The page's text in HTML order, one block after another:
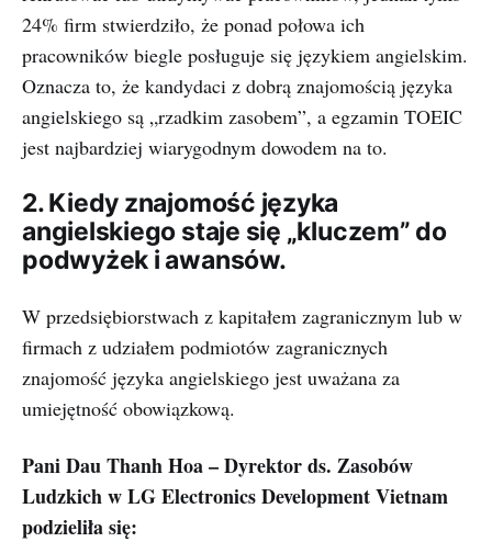
24% firm stwierdziło, że ponad połowa ich
pracowników biegle posługuje się językiem angielskim.
Oznacza to, że kandydaci z dobrą znajomością języka
angielskiego są „rzadkim zasobem”, a egzamin TOEIC
jest najbardziej wiarygodnym dowodem na to.
2. Kiedy znajomość języka
angielskiego staje się „kluczem” do
podwyżek i awansów.
W przedsiębiorstwach z kapitałem zagranicznym lub w
firmach z udziałem podmiotów zagranicznych
znajomość języka angielskiego jest uważana za
umiejętność obowiązkową.
Pani Dau Thanh Hoa – Dyrektor ds. Zasobów
Ludzkich w LG Electronics Development Vietnam
podzieliła się: